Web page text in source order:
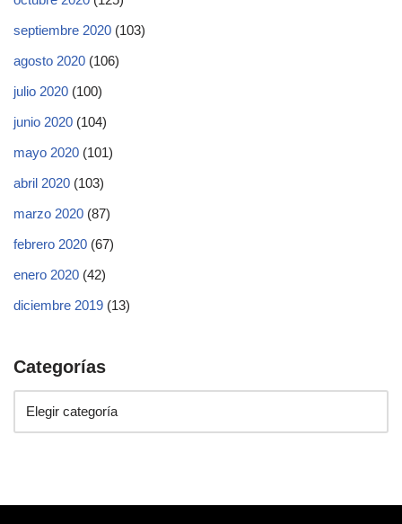
septiembre 2020 (103)
agosto 2020 (106)
julio 2020 (100)
junio 2020 (104)
mayo 2020 (101)
abril 2020 (103)
marzo 2020 (87)
febrero 2020 (67)
enero 2020 (42)
diciembre 2019 (13)
Categorías